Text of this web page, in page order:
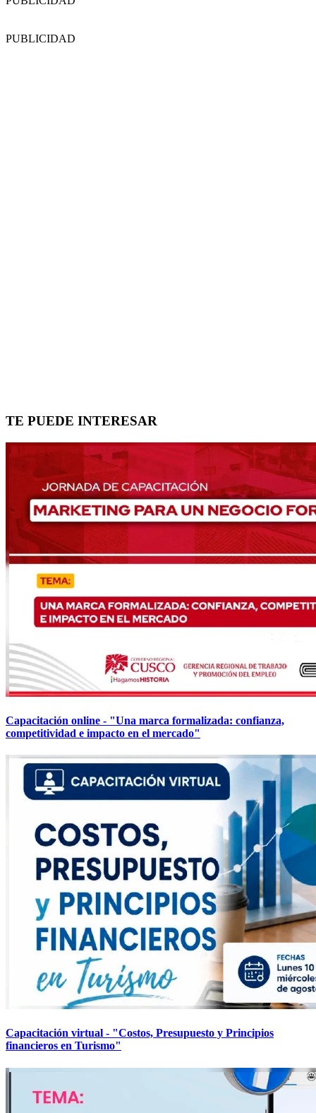
PUBLICIDAD
TE PUEDE INTERESAR
Capacitación online - "Una marca formalizada: confianza,
competitividad e impacto en el mercado"
Capacitación virtual - "Costos, Presupuesto y Principios
financieros en Turismo"